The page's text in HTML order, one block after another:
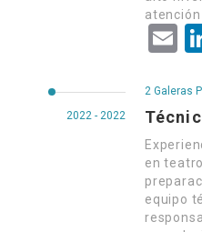
atención
2022 - 2022
2 Galeras
en
equipo